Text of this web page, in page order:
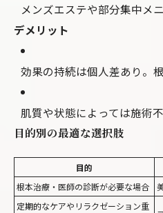
メンズエステや部分集中メ
デメリット
効果の持続は個人差あり。
肌質や状態によっては施術
目的別の最適な選択肢
目的
根本治療・医師の診断が必要な場合
定期的なケアやリラクゼーション重